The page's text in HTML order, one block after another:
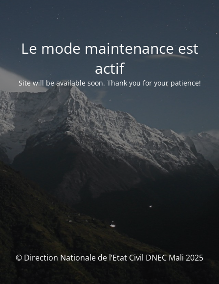
Le mode maintenance est
actif
Site will be available soon. Thank you for your patience!
© Direction Nationale de l’Etat Civil DNEC Mali 2025